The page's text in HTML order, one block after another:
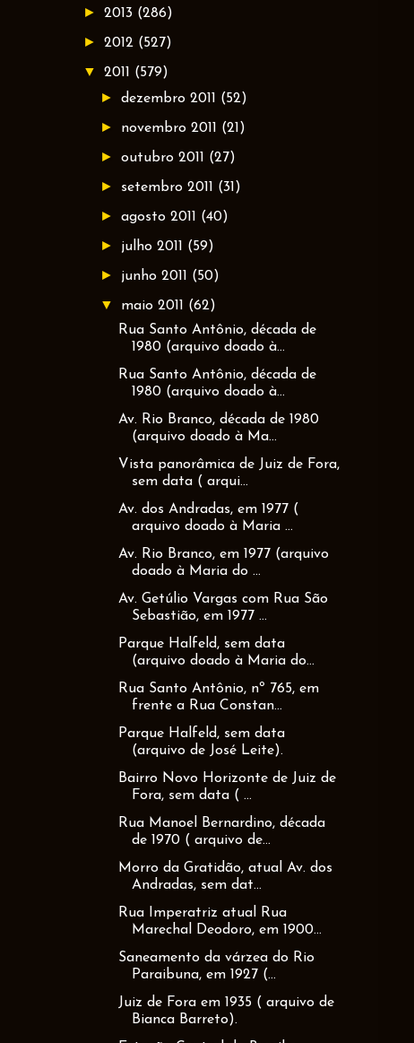
► 2013 (286)
► 2012 (527)
▼ 2011 (579)
►dezembro 2011 (52)
► novembro 2011 (21)
►outubro 2011 (27)
► setembro 2011 (31)
►agosto 2011 (40)
► julho 2011 (59)
► junho 2011 (50)
▼ maio 2011 (62)
Rua Santo Antônio, década de
1980 (arquivo doado à...
Rua Santo Antônio, década de
1980 (arquivo doado à...
Av. Rio Branco, década de 1980
(arquivo doado à Ma...
Vista panorâmica de Juiz de Fora,
sem data ( arqui...
Av. dos Andradas, em 1977 (
arquivo doado à Maria ...
Av. Rio Branco, em 1977 (arquivo
doado à Maria do ...
Av. Getúlio Vargas com Rua São
Sebastião, em 1977 ...
Parque Halfeld, sem data
(arquivo doado à Maria do...
Rua Santo Antônio, nº 765, em
frente a Rua Constan...
Parque Halfeld, sem data
(arquivo de José Leite).
Bairro Novo Horizonte de Juiz de
Fora, sem data ( ...
Rua Manoel Bernardino, década
de 1970 ( arquivo de...
Morro da Gratidão, atual Av. dos
Andradas, sem dat...
Rua Imperatriz atual Rua
Marechal Deodoro, em 1900...
Saneamento da várzea do Rio
Paraibuna, em 1927 (...
Juiz de Fora em 1935 ( arquivo de
Bianca Barreto).